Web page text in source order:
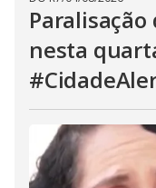
Paralisação
nesta